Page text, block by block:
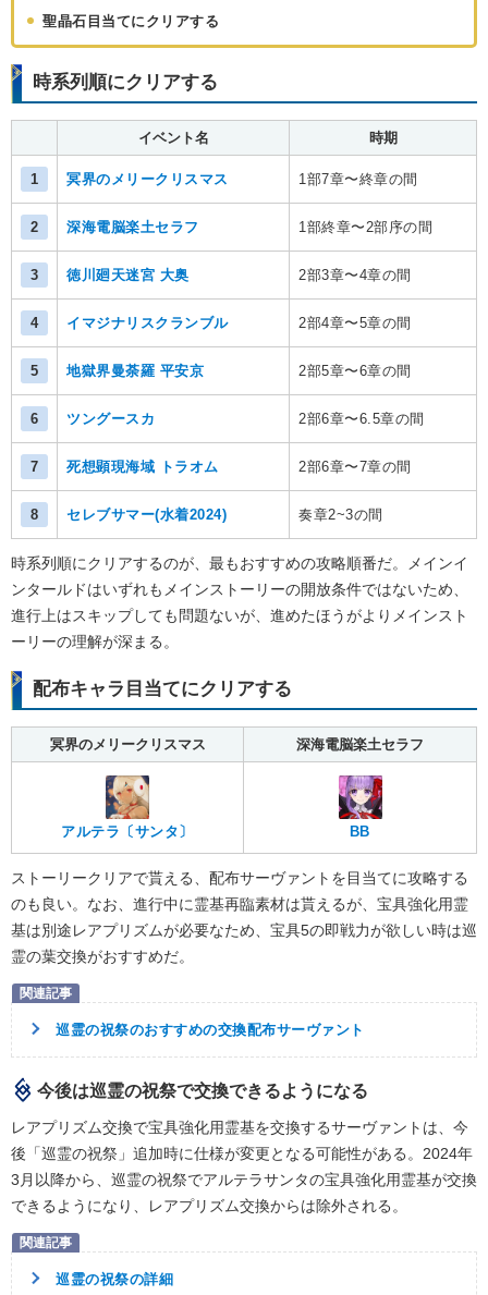
聖晶石目当てにクリアする
時系列順にクリアする
イベント名 時期
1 冥界のメリークリスマス 1部7章〜終章の間
2 深海電脳楽土セラフ 1部終章〜2部序の間
3 徳川廻天迷宮 大奥 2部3章〜4章の間
4 イマジナリスクランブル 2部4章〜5章の間
5 地獄界曼荼羅 平安京 2部5章〜6章の間
6 ツングースカ 2部6章〜6.5章の間
7 死想顕現海域 トラオム 2部6章〜7章の間
8 セレブサマー(水着2024) 奏章2~3の間
時系列順にクリアするのが、最もおすすめの攻略順番だ。メインイ
ンタールドはいずれもメインストーリーの開放条件ではないため、
進行上はスキップしても問題ないが、進めたほうがよりメインスト
ーリーの理解が深まる。
配布キャラ目当てにクリアする
冥界のメリークリスマス 深海電脳楽土セラフ
アルテラ〔サンタ〕 BB
ストーリークリアで貰える、配布サーヴァントを目当てに攻略する
のも良い。なお、進行中に霊基再臨素材は貰えるが、宝具強化用霊
基は別途レアプリズムが必要なため、宝具5の即戦力が欲しい時は巡
霊の葉交換がおすすめだ。
巡霊の祝祭のおすすめの交換配布サーヴァント
今後は巡霊の祝祭で交換できるようになる
レアプリズム交換で宝具強化用霊基を交換するサーヴァントは、今
後「巡霊の祝祭」追加時に仕様が変更となる可能性がある。2024年
3月以降から、巡霊の祝祭でアルテラサンタの宝具強化用霊基が交換
できるようになり、レアプリズム交換からは除外される。
巡霊の祝祭の詳細